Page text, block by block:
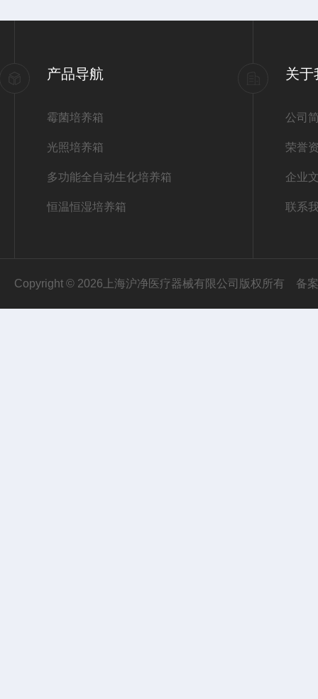
产品导航
霉菌培养箱
光照培养箱
多功能全自动生化培养箱
恒温恒湿培养箱
关于
公司
荣誉
企业
联系
Copyright © 2026上海沪净医疗器械有限公司版权所有 备